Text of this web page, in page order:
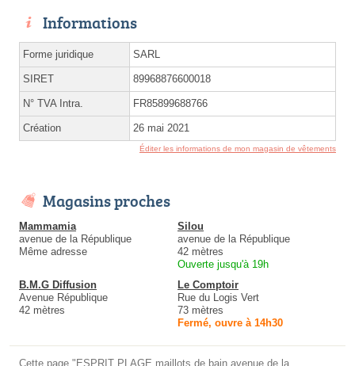
Informations
Forme juridique SARL
SIRET 89968876600018
N° TVA Intra. FR85899688766
Création 26 mai 2021
Éditer les informations de mon magasin de vêtements
Magasins proches
Mammamia
avenue de la République
Même adresse
Silou
avenue de la République
42 mètres
Ouverte jusqu'à 19h
B.M.G Diffusion
Avenue République
42 mètres
Le Comptoir
Rue du Logis Vert
73 mètres
Fermé, ouvre à 14h30
Cette page "ESPRIT PLAGE maillots de bain avenue de la